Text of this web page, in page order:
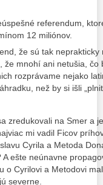
referendum,
12 miliónov.
že sú tak
mnohí ani netušia, čo
rozprávame nejako
než by si išli
zredukovali na Smer a
mi vadil Ficov
Cyrila a Metoda
ešte neúnavne
o Cyrilovi a Metodovi
severne.